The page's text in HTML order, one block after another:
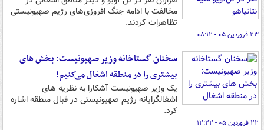
مخالفت با ادامه جنگ افروزی‌های رژیم صهیونیستی
تظاهرات کردند.
۲۳ فروردین ۰۵ - ۰۸:۱۲
سخنان گستاخانه وزیر صهیونیست: بخش های
بیشتری را در منطقه اشغال می‌کنیم!
یک وزیر صهیونیست آشکارا به نظریه های
اشغالگرایانه رژیم صهیونیستی در قبال منطقه اشاره
کرد.
۲۲ فروردین ۰۵ - ۱۲:۲۲